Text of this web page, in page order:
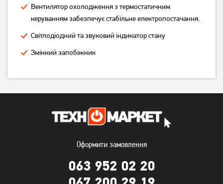
8 419грн
Вентилятор охолодження з термостатичним
керуванням забезпечує стабільне електропостачання.
Світлодіодний та звуковий індикатор стану
Змінний запобіжник
Оформити замовлення
063 952 02 20